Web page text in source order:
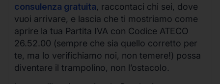
consulenza gratuita, raccontaci chi sei, dove
vuoi arrivare, e lascia che ti mostriamo come
aprire la tua Partita IVA con Codice ATECO
26.52.00 (sempre che sia quello corretto per
te, ma lo verifichiamo noi, non temere!) possa
diventare il trampolino, non l’ostacolo.